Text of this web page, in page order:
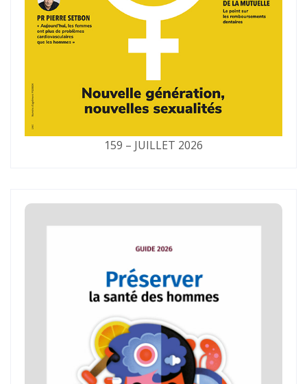
159 – JUILLET 2026